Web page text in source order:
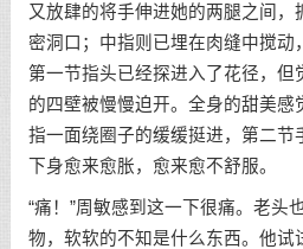
又放肆的将手伸进她的两腿之间，
密洞口；中指则已埋在肉缝中搅动
第一节指头已经探进入了花径，但
的四壁被慢慢迫开。全身的甜美感
指一面绕圈子的缓缓挺进，第二节
下身愈来愈胀，愈来愈不舒服。
“痛！”周敏感到这一下很痛。老头
物，软软的不知是什么东西。他试